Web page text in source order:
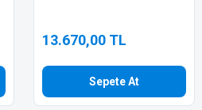
13.670,00 TL
Sepete At